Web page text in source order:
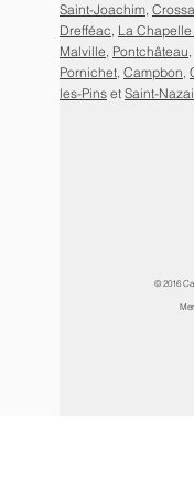
Saint-Joachim,
Drefféac, La
Malville, Pontchâteau,
Pornichet, Campbon,
les-Pins et Saint-
© 2016